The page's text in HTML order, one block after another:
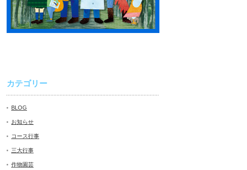
カテゴリー
BLOG
お知らせ
コース行事
三大行事
作物園芸